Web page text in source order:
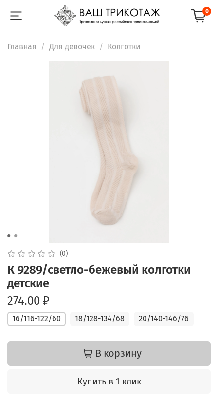
0
Главная Для девочек Колготки
(0)
К 9289/светло-бежевый колготки
детские
274.00 ₽
16/116-122/60 18/128-134/68 20/140-146/76
В корзину
Купить в 1 клик